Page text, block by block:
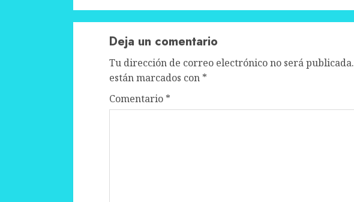
Deja un comentario
Tu dirección de correo electrónico no será publicada.
están marcados con *
Comentario *